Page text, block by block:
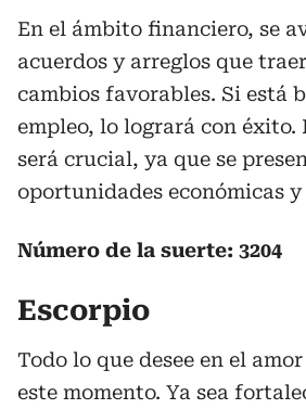
En el ámbito financiero, se
acuerdos y arreglos que
cambios favorables. Si está
empleo, lo logrará con éxito.
será crucial, ya que se
oportunidades económicas
Número de la suerte: 3204
Escorpio
Todo lo que desee en el
este momento. Ya sea